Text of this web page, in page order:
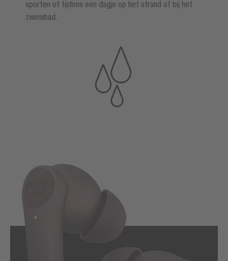
sporten of tijdens een dagje op het strand of bij het
zwembad.